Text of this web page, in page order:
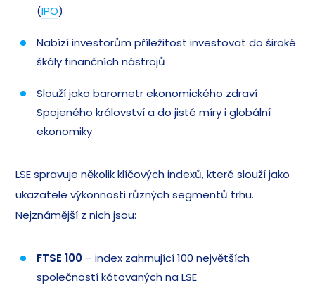
(IPO)
Nabízí investorům příležitost investovat do široké
škály finančních nástrojů
Slouží jako barometr ekonomického zdraví
Spojeného království a do jisté míry i globální
ekonomiky
LSE spravuje několik klíčových indexů, které slouží jako
ukazatele výkonnosti různých segmentů trhu.
Nejznámější z nich jsou:
FTSE 100 – index zahrnující 100 největších
společností kótovaných na LSE